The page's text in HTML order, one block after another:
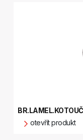
otevřít produkt